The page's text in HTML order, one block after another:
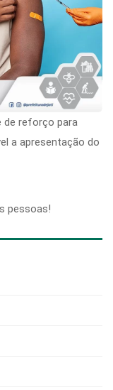
de reforço para
a apresentação do
pessoas!